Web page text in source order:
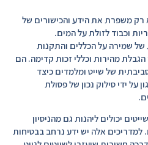
רק משפרת את הידע והכישורים של
וכבוד לזולת על המים.
שמירה על הכללים והתקנות
הגבלת מהירות וכללי זכות קדימה. הם
של שייט ומלמדים כיצד
ידי סילוק נכון של פסולת
יכולים ליהנות גם מהניסיון
למדריכים אלה יש ידע נרחב בבטיחות